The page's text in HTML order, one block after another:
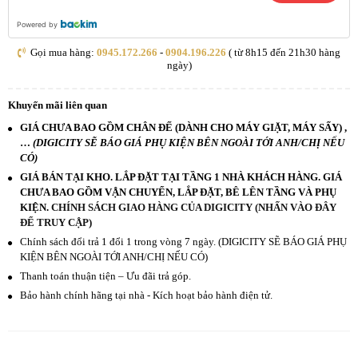
Powered by
Gọi mua hàng: 0945.172.266 - 0904.196.226 ( từ 8h15 đến 21h30 hàng
ngày)
Khuyến mãi liên quan
GIÁ CHƯA BAO GỒM CHÂN ĐẾ (DÀNH CHO MÁY GIẶT, MÁY SẤY) ,
… (DIGICITY SẼ BÁO GIÁ PHỤ KIỆN BÊN NGOÀI TỚI ANH/CHỊ NẾU
CÓ)
GIÁ BÁN TẠI KHO. LẮP ĐẶT TẠI TẦNG 1 NHÀ KHÁCH HÀNG. GIÁ
CHƯA BAO GỒM VẬN CHUYỂN, LẮP ĐẶT, BÊ LÊN TẦNG VÀ PHỤ
KIỆN. CHÍNH SÁCH GIAO HÀNG CỦA DIGICITY (NHẤN VÀO ĐÂY
ĐỂ TRUY CẬP)
Chính sách đổi trả 1 đổi 1 trong vòng 7 ngày. (DIGICITY SẼ BÁO GIÁ PHỤ
KIỆN BÊN NGOÀI TỚI ANH/CHỊ NẾU CÓ)
Thanh toán thuận tiện – Ưu đãi trả góp.
Bảo hành chính hãng tại nhà - Kích hoạt bảo hành điện tử.